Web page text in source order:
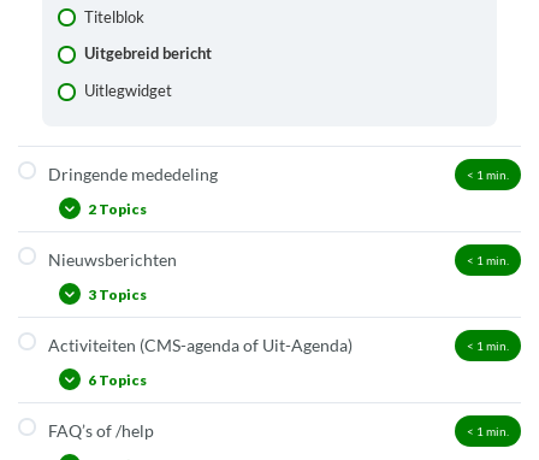
Titelblok
Uitgebreid bericht
Uitlegwidget
Dringende mededeling < 1 min.
2 Topics
Plaatsen of bewerken
Tips en weetjes
Nieuwsberichten < 1 min.
3 Topics
Nieuwsbericht toevoegen
Bewerken, verwijderen en opmaak
Nieuwsberichten: overzichtspagina
Activiteiten (CMS-agenda of Uit-Agenda) < 1 min.
6 Topics
CMS- of Uit-agenda?
FAQ’s of /help < 1 min.